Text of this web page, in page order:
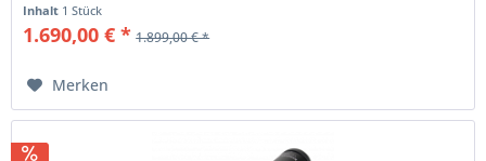
Inhalt 1 Stück
1.690,00 € * 1.899,00 € *
Merken